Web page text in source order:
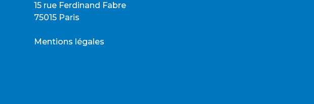
15 rue Ferdinand Fabre
75015 Paris
Mentions légales